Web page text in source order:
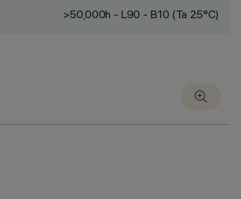
>50,000h - L90 - B10 (Ta 25°C)